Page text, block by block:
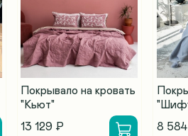
Покрывало на кровать
"Кьют"
13 129 ₽
8